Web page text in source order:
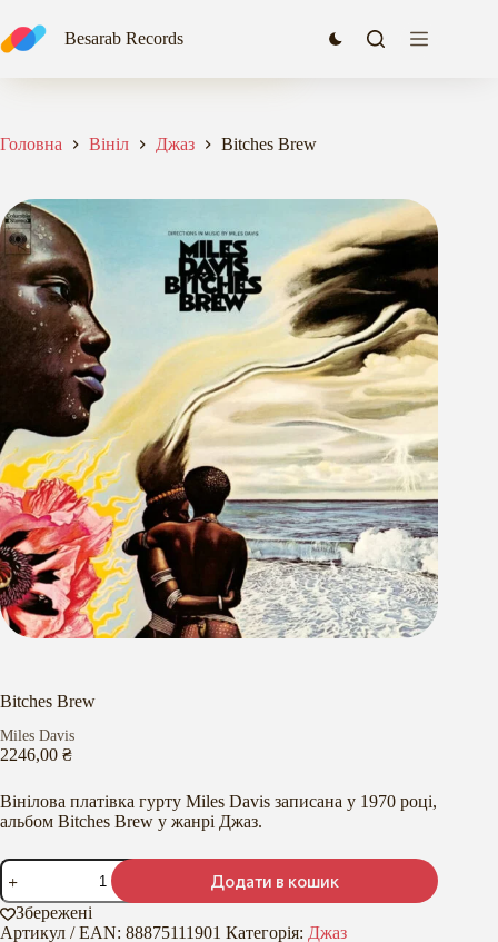
до
вмісту
Bitches Brew
2246,00₴
Додати в кошик
Besarab Records
Головна Вініл Джаз Bitches Brew
Bitches Brew
Miles Davis
2246,00 ₴
Вінілова платівка гурту Miles Davis записана у 1970 році,
альбом Bitches Brew у жанрі Джаз.
Bitches
Brew
кількість
Додати в кошик
Збережені
Артикул / EAN: 88875111901 Категорія: Джаз